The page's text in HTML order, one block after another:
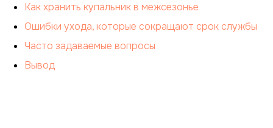
Как хранить купальник в межсезонье
Ошибки ухода, которые сокращают срок службы
Часто задаваемые вопросы
Вывод